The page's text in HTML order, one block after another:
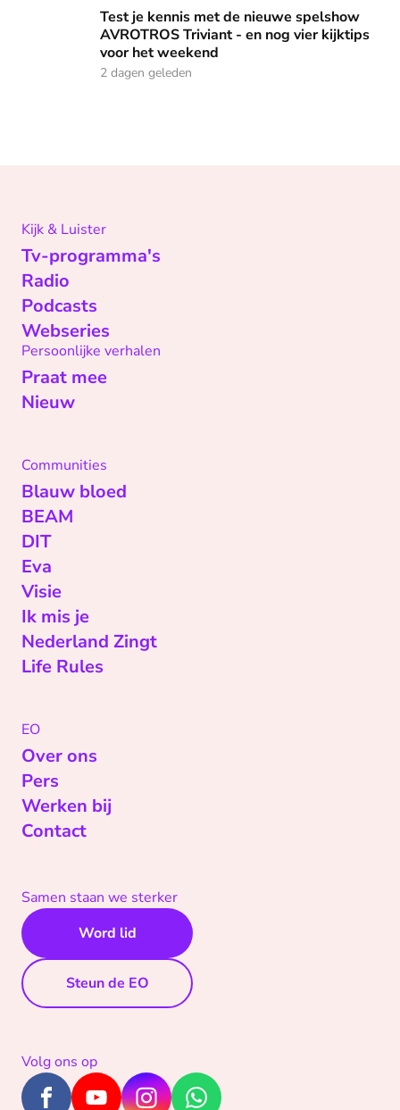
Test je kennis met de nieuwe spelshow AVROTROS
Test je kennis met de nieuwe spelshow
AVROTROS Triviant - en nog vier kijktips
voor het weekend
2 dagen geleden
Kijk & Luister
Tv-programma's
Radio
Podcasts
Webseries
Persoonlijke verhalen
Praat mee
Nieuw
Communities
Blauw bloed
BEAM
DIT
Eva
Visie
Ik mis je
Nederland Zingt
Life Rules
EO
Over ons
Pers
Werken bij
Contact
Samen staan we sterker
Word lid
Steun de EO
Volg ons op